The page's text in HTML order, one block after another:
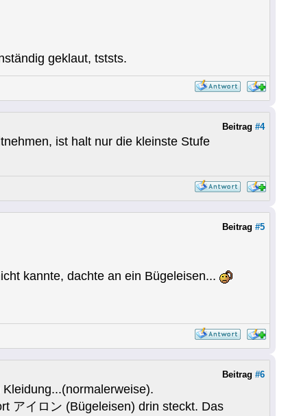
geklaut, tststs.
Beitrag #4
ist halt nur die kleinste Stufe
Beitrag #5
kannte, dachte an ein Bügeleisen...
Beitrag #6
アイロン (Bügeleisen) drin steckt. Das